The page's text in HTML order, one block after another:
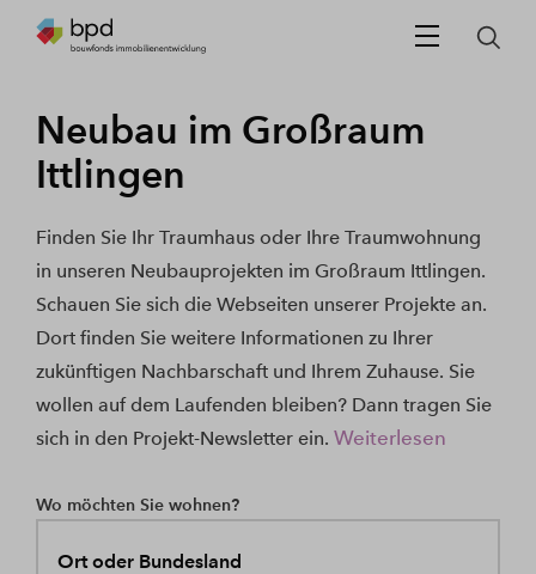
Neubau im Großraum
Ittlingen
Finden Sie Ihr Traumhaus oder Ihre Traumwohnung
in unseren Neubauprojekten im Großraum Ittlingen.
Schauen Sie sich die Webseiten unserer Projekte an.
Dort finden Sie weitere Informationen zu Ihrer
zukünftigen Nachbarschaft und Ihrem Zuhause. Sie
wollen auf dem Laufenden bleiben? Dann tragen Sie
sich in den Projekt-Newsletter ein. Weiterlesen
Wo möchten Sie wohnen?
Ort oder Bundesland